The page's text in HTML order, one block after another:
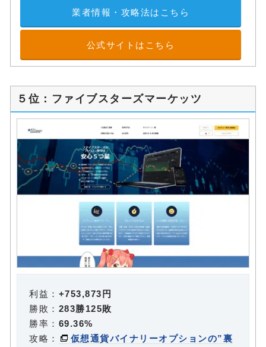
業者情報・攻略法はこちら
公式サイトはこちら
５位：ファイブスターズマーケッツ
利益： +753,873円
勝敗： 283勝125敗
勝率： 69.36%
攻略：
仮想通貨バイナリーオプションの”裏